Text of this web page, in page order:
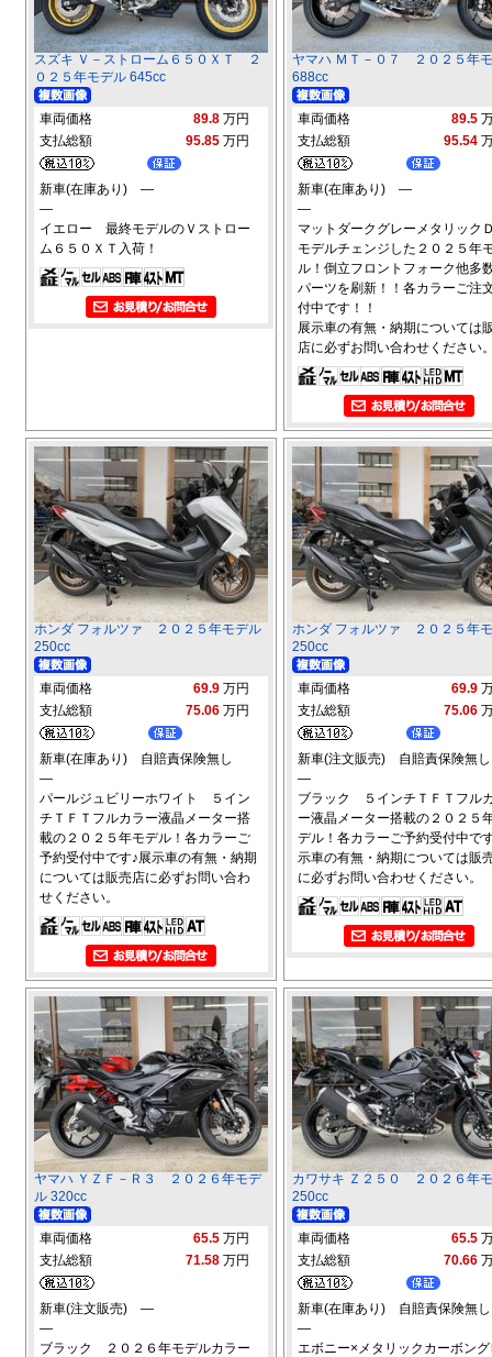
スズキ Ｖ－ストローム６５０ＸＴ ２
０２５年モデル 645cc
車両価格 89.8 万円
支払総額
95.85 万円
新車(在庫あり) ―
―
イエロー 最終モデルのＶストロー
ム６５０ＸＴ入荷！
ヤマハ ＭＴ－０７ ２０２５年
688cc
車両価格 89.5
支払総額
95.54
新車(在庫あり) ―
―
マットダークグレーメタリッ
モデルチェンジした２０２５年
ル！倒立フロントフォーク他多
パーツを刷新！！各カラーご注
付中です！！
展示車の有無・納期については
店に必ずお問い合わせください
ホンダ フォルツァ ２０２５年モデル
250cc
車両価格 69.9 万円
支払総額
75.06 万円
新車(在庫あり) 自賠責保険無し
―
パールジュビリーホワイト ５イン
チＴＦＴフルカラー液晶メーター搭
載の２０２５年モデル！各カラーご
予約受付中です♪展示車の有無・納期
については販売店に必ずお問い合わ
せください。
ホンダ フォルツァ ２０２５年
250cc
車両価格 69.9
支払総額
75.06
新車(注文販売) 自賠責保険無し
―
ブラック ５インチＴＦＴフル
ー液晶メーター搭載の２０２５
デル！各カラーご予約受付中で
示車の有無・納期については販
に必ずお問い合わせください。
ヤマハ ＹＺＦ－Ｒ３ ２０２６年モデ
ル 320cc
車両価格 65.5 万円
支払総額
71.58 万円
新車(注文販売) ―
―
ブラック ２０２６年モデルカラー
カワサキ Ｚ２５０ ２０２６年
250cc
車両価格 65.5
支払総額
70.66
新車(在庫あり) 自賠責保険無し
―
エボニー×メタリックカーボン